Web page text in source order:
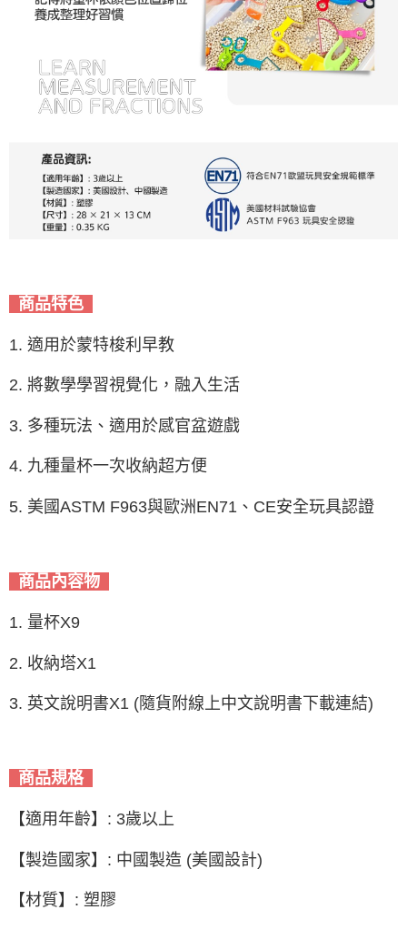
商品特色
1. 適用於蒙特梭利早教
2. 將數學學習視覺化，融入生活
3. 多種玩法、適用於感官盆遊戲
4. 九種量杯一次收納超方便
5. 美國ASTM F963與歐洲EN71、CE安全玩具認證
商品內容物
1. 量杯X9
2. 收納塔X1
3. 英文說明書X1 (隨貨附線上中文說明書下載連結)
商品規格
【適用年齡】: 3歲以上
【製造國家】: 中國製造 (美國設計)
【材質】: 塑膠